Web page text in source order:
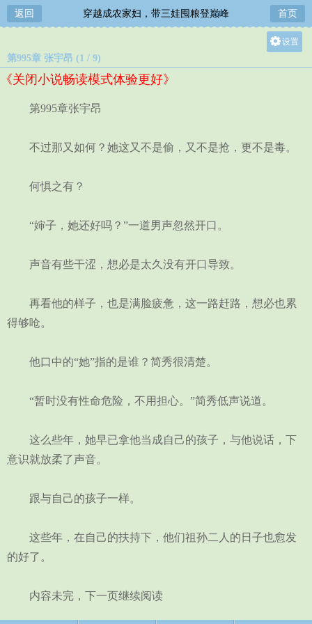
返回 穿越成农家妇，带三娃囤粮登巅峰 首页
设置
第995章 张宇昂 (1 / 9)
《关闭小说畅读模式体验更好》
第995章张宇昂
不过那又如何？她这又不是偷，又不是抢，更不是毒。
何惧之有？
“婶子，她还好吗？”一道男声忽然开口。
声音有些干涩，想必是太久没有开口导致。
再看他的样子，也是满脸疲惫，这一路赶路，想必也累
得够呛。
他口中的“她”指的是谁？简秀很清楚。
“暂时没有性命危险，不用担心。”简秀低声说道。
这么些年，她早已拿他当成自己的孩子，与他说话，下
意识就放柔了声音。
跟与自己的孩子一样。
这些年，在自己的扶持下，他们祖孙二人的日子也愈发
的好了。
内容未完，下一页继续阅读